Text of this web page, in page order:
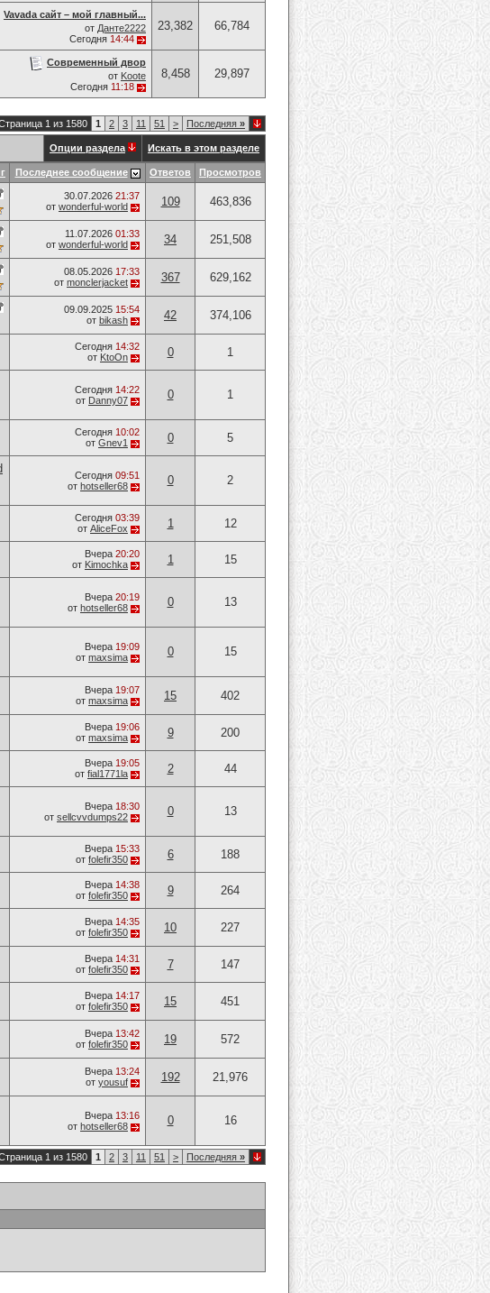
Vavada сайт – мой главный...
от Данте2222
Сегодня 14:44
23,382 66,784
Современный двор
от Koote
Сегодня 11:18
8,458 29,897
1 из 1580 1 2 3 11 51 > Последняя »
Опции раздела Искать в этом разделе
Последнее сообщение Ответов Просмотров
30.07.2026 21:37
от wonderful-world 109 463,836
11.07.2026 01:33
от wonderful-world 34 251,508
08.05.2026 17:33
от monclerjacket 367 629,162
09.09.2025 15:54
от bikash 42 374,106
Сегодня 14:32
от KtoOn 0 1
Сегодня 14:22
от Danny07 0 1
Сегодня 10:02
от Gnev1 0 5
Сегодня 09:51
от hotseller68 0 2
Сегодня 03:39
от AliceFox 1 12
Вчера 20:20
от Kimochka 1 15
Вчера 20:19
от hotseller68 0 13
Вчера 19:09
от maxsima 0 15
Вчера 19:07
от maxsima 15 402
Вчера 19:06
от maxsima 9 200
Вчера 19:05
от fial1771la 2 44
Вчера 18:30
от sellcvvdumps22 0 13
Вчера 15:33
от folefir350 6 188
Вчера 14:38
от folefir350 9 264
Вчера 14:35
от folefir350 10 227
Вчера 14:31
от folefir350 7 147
Вчера 14:17
от folefir350 15 451
Вчера 13:42
от folefir350 19 572
Вчера 13:24
от yousuf 192 21,976
Вчера 13:16
от hotseller68 0 16
1 из 1580 1 2 3 11 51 > Последняя »